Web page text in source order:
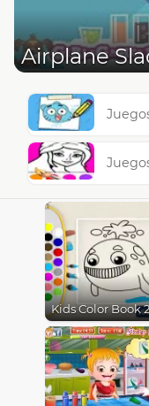
Airplane
Kids Color Book 2